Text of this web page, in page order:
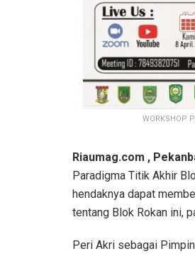
WORKSHOP
Riaumag.com ,
Paradigma Titik Akhir
hendaknya dapat
tentang Blok Rokan ini,
Peri Akri sebagai